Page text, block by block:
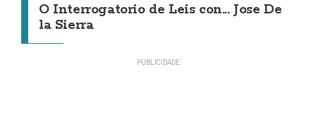
O Interrogatorio de Leis con... Jose De
la Sierra